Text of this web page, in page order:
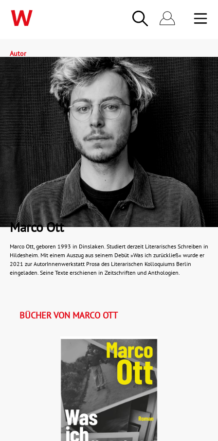
Autor
Marco Ott
Marco Ott, geboren 1993 in Dinslaken. Studiert derzeit Literarisches Schreiben in
Hildesheim. Mit einem Auszug aus seinem Debüt »Was ich zurückließ« wurde er
2021 zur AutorInnenwerkstatt Prosa des Literarischen Kolloquiums Berlin
eingeladen. Seine Texte erschienen in Zeitschriften und Anthologien.
BÜCHER VON MARCO OTT